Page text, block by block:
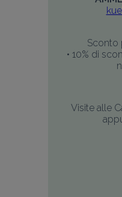
Sconto
• 10% di
Visite alle